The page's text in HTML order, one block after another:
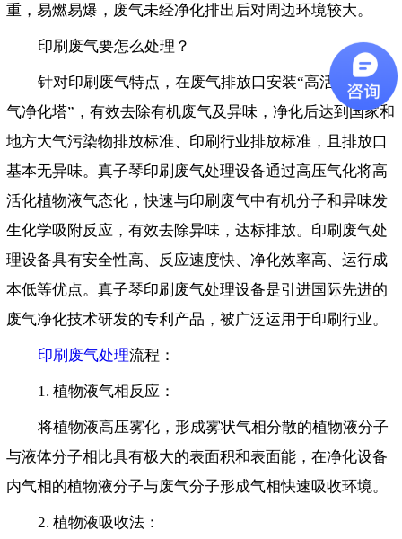
重，易燃易爆，废气未经净化排出后对周边环境较大。
印刷废气要怎么处理？
针对印刷废气特点，在废气排放口安装“高活化生物废
气净化塔”，有效去除有机废气及异味，净化后达到国家和
地方大气污染物排放标准、印刷行业排放标准，且排放口
基本无异味。真子琴印刷废气处理设备通过高压气化将高
活化植物液气态化，快速与印刷废气中有机分子和异味发
生化学吸附反应，有效去除异味，达标排放。印刷废气处
理设备具有安全性高、反应速度快、净化效率高、运行成
本低等优点。真子琴印刷废气处理设备是引进国际先进的
废气净化技术研发的专利产品，被广泛运用于印刷行业。
印刷废气处理流程：
1. 植物液气相反应：
将植物液高压雾化，形成雾状气相分散的植物液分子
与液体分子相比具有极大的表面积和表面能，在净化设备
内气相的植物液分子与废气分子形成气相快速吸收环境。
2. 植物液吸收法：